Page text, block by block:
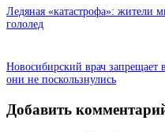
Ледяная «катастрофа»: жители
гололед
Новосибирский врач запрещает
они не поскользнулись
Добавить